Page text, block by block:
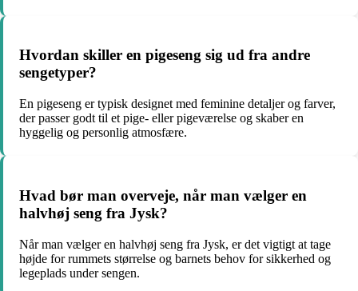
Hvordan skiller en pigeseng sig ud fra andre
sengetyper?
En pigeseng er typisk designet med feminine detaljer og farver,
der passer godt til et pige- eller pigeværelse og skaber en
hyggelig og personlig atmosfære.
Hvad bør man overveje, når man vælger en
halvhøj seng fra Jysk?
Når man vælger en halvhøj seng fra Jysk, er det vigtigt at tage
højde for rummets størrelse og barnets behov for sikkerhed og
legeplads under sengen.